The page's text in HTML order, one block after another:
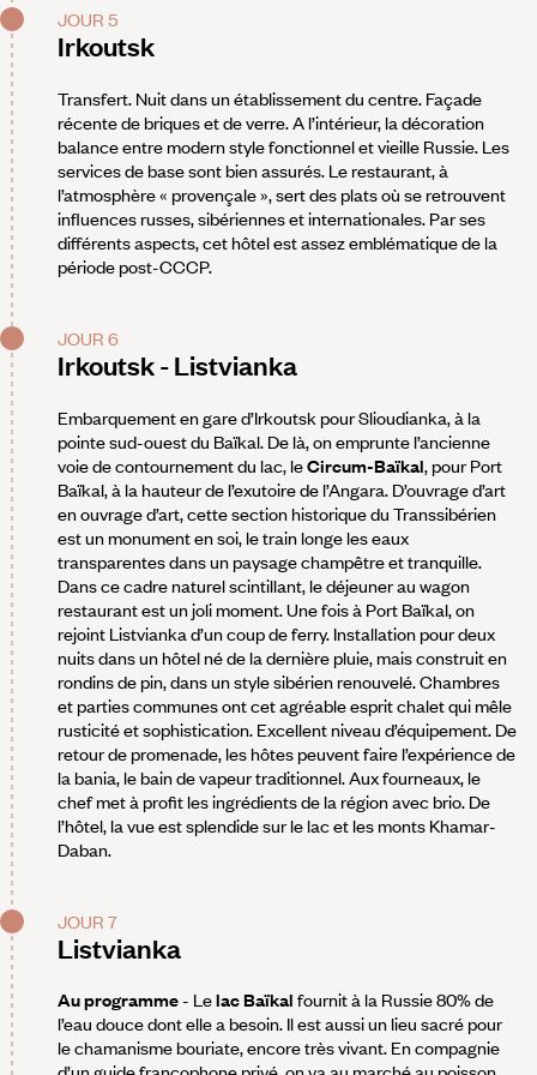
JOUR 5
Irkoutsk
Transfert. Nuit dans un établissement du centre. Façade
récente de briques et de verre. A l’intérieur, la décoration
balance entre modern style fonctionnel et vieille Russie. Les
services de base sont bien assurés. Le restaurant, à
l’atmosphère « provençale », sert des plats où se retrouvent
influences russes, sibériennes et internationales. Par ses
différents aspects, cet hôtel est assez emblématique de la
période post-CCCP.
JOUR 6
Irkoutsk - Listvianka
Embarquement en gare d’Irkoutsk pour Slioudianka, à la
pointe sud-ouest du Baïkal. De là, on emprunte l’ancienne
voie de contournement du lac, leCircum-Baïkal, pour Port
Baïkal, à la hauteur de l’exutoire de l’Angara. D’ouvrage d’art
en ouvrage d’art, cette section historique du Transsibérien
est un monument en soi, le train longe les eaux
transparentes dans un paysage champêtre et tranquille.
Dans ce cadre naturel scintillant, le déjeuner au wagon
restaurant est un joli moment. Une fois à Port Baïkal, on
rejoint Listvianka d’un coup de ferry. Installation pour deux
nuits dans un hôtel né de la dernière pluie, mais construit en
rondins de pin, dans un style sibérien renouvelé. Chambres
et parties communes ont cet agréable esprit chalet qui mêle
rusticité et sophistication. Excellent niveau d’équipement. De
retour de promenade, les hôtes peuvent faire l’expérience de
la bania, le bain de vapeur traditionnel. Aux fourneaux, le
chef met à profit les ingrédients de la région avec brio. De
l’hôtel, la vue est splendide sur le lac et les monts Khamar-
Daban.
JOUR 7
Listvianka
Au programme- Lelac Baïkal fournit à la Russie 80% de
l’eau douce dont elle a besoin. Il est aussi un lieu sacré pour
le chamanisme bouriate, encore très vivant. En compagnie